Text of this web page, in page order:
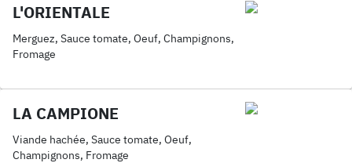
L'ORIENTALE
Merguez, Sauce tomate, Oeuf, Champignons,
Fromage
LA CAMPIONE
Viande hachée, Sauce tomate, Oeuf,
Champignons, Fromage